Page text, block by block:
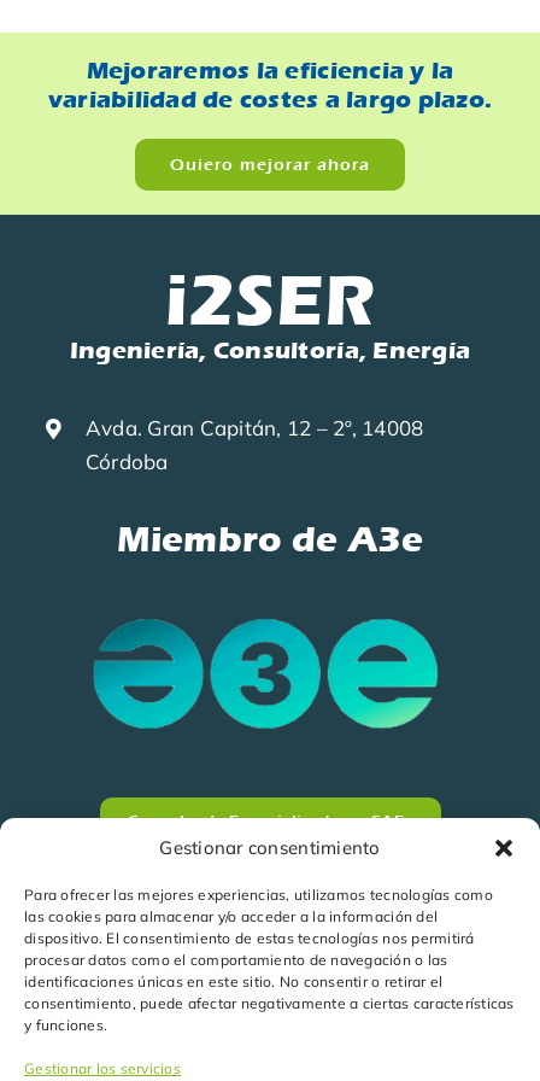
Gestionar consentimiento
Para ofrecer las mejores experiencias, utilizamos tecnologías como
las cookies para almacenar y/o acceder a la información del
dispositivo. El consentimiento de estas tecnologías nos permitirá
procesar datos como el comportamiento de navegación o las
identificaciones únicas en este sitio. No consentir o retirar el
consentimiento, puede afectar negativamente a ciertas características
y funciones.
Gestionar los servicios
Mejoraremos la eficiencia y la
variabilidad de costes a largo plazo.
Quiero mejorar ahora
i2SER
Ingeniería, Consultoría, Energía
Avda. Gran Capitán, 12 – 2º, 14008
Córdoba
Miembro de A3e
Consultoría Especializada en CAEs